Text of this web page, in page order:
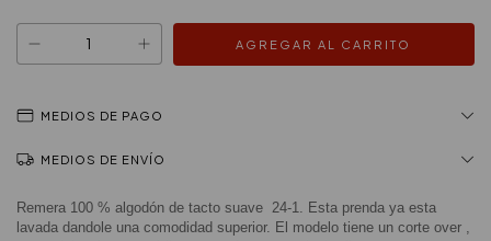
MEDIOS DE PAGO
MEDIOS DE ENVÍO
Remera 100 % algodón de tacto suave  24-1. Esta prenda ya esta
lavada dandole una comodidad superior. El modelo tiene un corte over ,